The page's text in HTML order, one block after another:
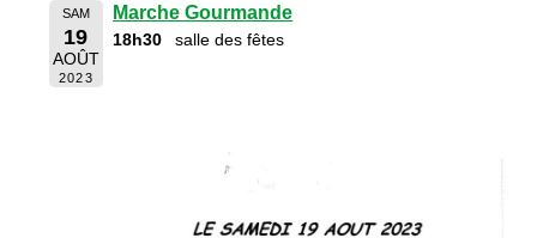
SAM
19
AOÛT
2023
Marche Gourmande
18h30 salle des fêtes